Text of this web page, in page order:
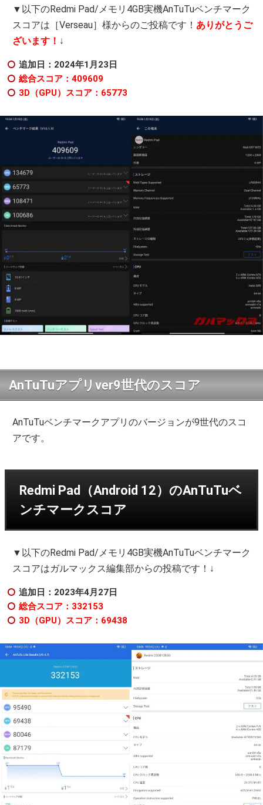
▼以下のRedmi Pad/メモリ4GB実機AnTuTuベンチマーク
スコアは［Verseau］様からのご投稿です！ ありがとうご
ざいます！ ↓
追加日：2024年1 月23日
総合スコア：409609
3D（GPU）スコア：65773
AnTuTuアプリver9世代のスコア
AnTuTuベンチマークアプリのバージョンが9世代のスコ
アです。
Redmi Pad（Android 12）のAnTuTuベ
ンチマークスコア
▼以下のRedmi Pad/メモリ4GB実機AnTuTuベンチマーク
スコアはガルマックス編集部からの投稿です！↓
追加日：2023年4月27日
総合スコア：332153
3D（GPU）スコア：69438